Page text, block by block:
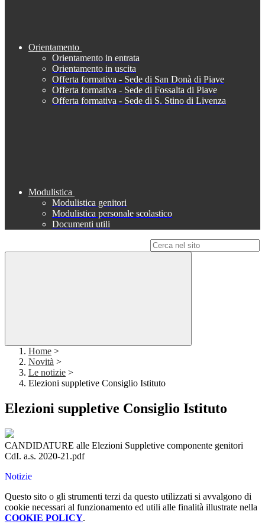
Orientamento
Orientamento in entrata
Orientamento in uscita
Offerta formativa - Sede di San Donà di Piave
Offerta formativa - Sede di Fossalta di Piave
Offerta formativa - Sede di S. Stino di Livenza
Modulistica
Modulistica genitori
Modulistica personale scolastico
Documenti utili
Home >
Novità >
Le notizie >
Elezioni suppletive Consiglio Istituto
Elezioni suppletive Consiglio Istituto
CANDIDATURE alle Elezioni Suppletive componente genitori
CdI. a.s. 2020-21.pdf
Notizie
Questo sito o gli strumenti terzi da questo utilizzati si avvalgono di
cookie necessari al funzionamento ed utili alle finalità illustrate nella
COOKIE POLICY.